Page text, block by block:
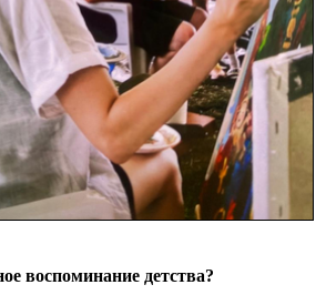
воспоминание детства?